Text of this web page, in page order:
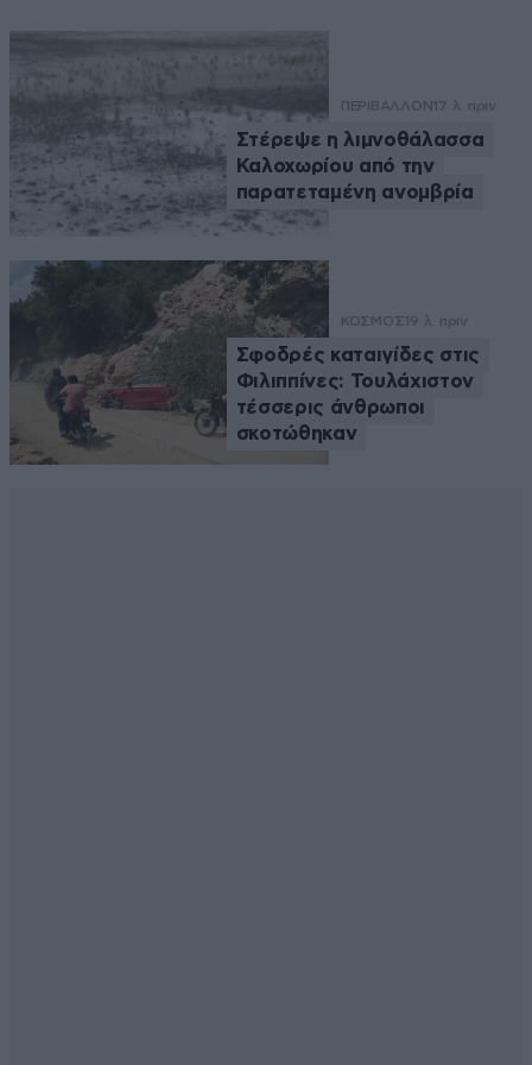
ΠΕΡΙΒΑΛΛΟΝ 17 λ. πριν
Στέρεψε η λιμνοθάλασσα
Καλοχωρίου από την
παρατεταμένη ανομβρία
ΚΟΣΜΟΣ 19 λ. πριν
Σφοδρές καταιγίδες στις
Φιλιππίνες: Τουλάχιστον
τέσσερις άνθρωποι
σκοτώθηκαν